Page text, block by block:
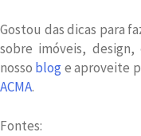
Gostou das dicas para
sobre imóveis,
nosso bloge aproveite
ACMA.
Fontes: